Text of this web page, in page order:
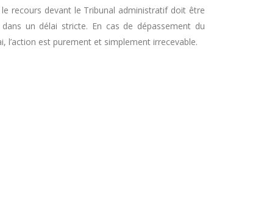
le recours devant le Tribunal administratif doit être
un délai stricte. En cas de dépassement du
l’action est purement et simplement irrecevable.